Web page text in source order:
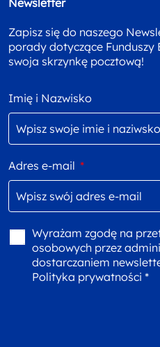
Newsletter
Zapisz się do naszego
porady dotyczące Funduszy
swoja skrzynkę pocztową!
Imię i Nazwisko
Adres e-mail *
Wyrażam zgodę na
osobowych przez
dostarczaniem
Polityka prywatności *